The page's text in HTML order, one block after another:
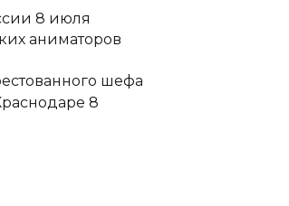
8 июля
аниматоров
шефа
8